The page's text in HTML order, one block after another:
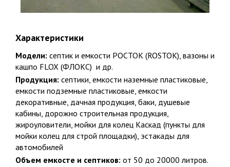
персональных данных в соответствии с Положением о
персональных данных.
Политика конфиденциальности
Факты о Био-Эксперт
НАШ ПРИНЦИП
Честность и качество
Характеристики
Модели: септик и емкости РОСТОК (ROSTOK), вазоны и
кашпо FLOX (ФЛОКС) и др.
Продукция: септики, емкости наземные пластиковые,
емкости подземные пластиковые, емкости
декоративные, дачная продукция, баки, душевые
кабины, дорожно строительная продукция,
жироуловители, мойки для колец Каскад (пункты для
мойки колец для строй площадки), эстакады для
автомобилей
Объем емкосте и септиков: от 50 до 20000 литров.